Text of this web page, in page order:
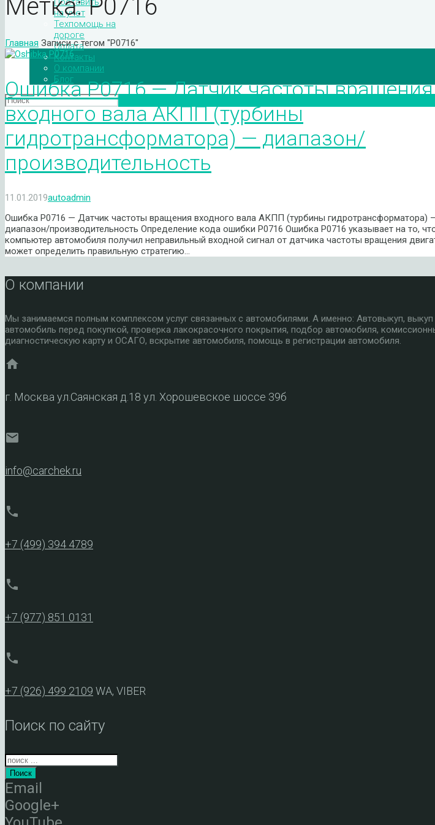
на учет
Техпомощь на
дороге
Оплата
Контакты
О компании
Блог
Метка:P0716
Главная Записи с тегом "P0716"
Ошибка P0716 — Датчик частоты вращения
входного вала АКПП (турбины
гидротрансформатора) — диапазон/
производительность
11.01.2019autoadmin
Ошибка P0716 — Датчик частоты вращения входного вала АКПП (турбины гидротрансформатора)
диапазон/производительность Определение кода ошибки P0716 Ошибка P0716 указывает на то,
компьютер автомобиля получил неправильный входной сигнал от датчика частоты вращения
может определить правильную стратегию…
О компании
Мы занимаемся полным комплексом услуг связанных с автомобилями. А именно: Автовыкуп,
автомобиль перед покупкой, проверка лакокрасочного покрытия, подбор автомобиля,
диагностическую карту и ОСАГО, вскрытие автомобиля, помощь в регистрации автомобиля.
home
г. Москва ул.Саянская д.18 ул. Хорошевское шоссе 39б
mail
info@carchek.ru
phone
+7 (499) 394 4789
phone
+7 (977) 851 0131
phone
+7 (926) 499 2109 WA, VIBER
Поиск по сайту
Поиск
Email
Google+